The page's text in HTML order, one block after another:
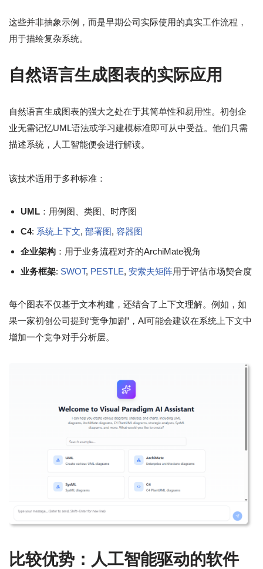
这些并非抽象示例，而是早期公司实际使用的真实工作流程，
用于描绘复杂系统。
自然语言生成图表的实际应用
自然语言生成图表的强大之处在于其简单性和易用性。初创企
业无需记忆UML语法或学习建模标准即可从中受益。他们只需
描述系统，人工智能便会进行解读。
该技术适用于多种标准：
UML ：用例图、类图、时序图
C4: 系统上下文, 部署图, 容器图
企业架构 ：用于业务流程对齐的ArchiMate视角
业务框架: SWOT, PESTLE, 安索夫矩阵用于评估市场契合度
每个图表不仅基于文本构建，还结合了上下文理解。例如，如
果一家初创公司提到“竞争加剧”，AI可能会建议在系统上下文中
增加一个竞争对手分析层。
比较优势：人工智能驱动的软件